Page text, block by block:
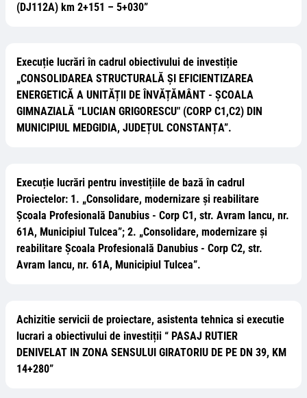
(DJ112A) km 2+151 – 5+030”
Execuție lucrări în cadrul obiectivului de investiție
„CONSOLIDAREA STRUCTURALĂ ȘI EFICIENTIZAREA
ENERGETICĂ A UNITĂȚII DE ÎNVĂȚĂMÂNT - ȘCOALA
GIMNAZIALĂ “LUCIAN GRIGORESCU" (CORP C1,C2) DIN
MUNICIPIUL MEDGIDIA, JUDEȚUL CONSTANȚA”.
Execuție lucrări pentru investițiile de bază în cadrul
Proiectelor: 1. „Consolidare, modernizare și reabilitare
Școala Profesională Danubius - Corp C1, str. Avram Iancu, nr.
61A, Municipiul Tulcea”; 2. „Consolidare, modernizare și
reabilitare Școala Profesională Danubius - Corp C2, str.
Avram Iancu, nr. 61A, Municipiul Tulcea”.
Achizitie servicii de proiectare, asistenta tehnica si executie
lucrari a obiectivului de investiții “ PASAJ RUTIER
DENIVELAT IN ZONA SENSULUI GIRATORIU DE PE DN 39, KM
14+280”